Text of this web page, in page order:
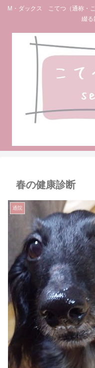
M・ダックス こてつ（通称・
綴る
春の健康診断
通院